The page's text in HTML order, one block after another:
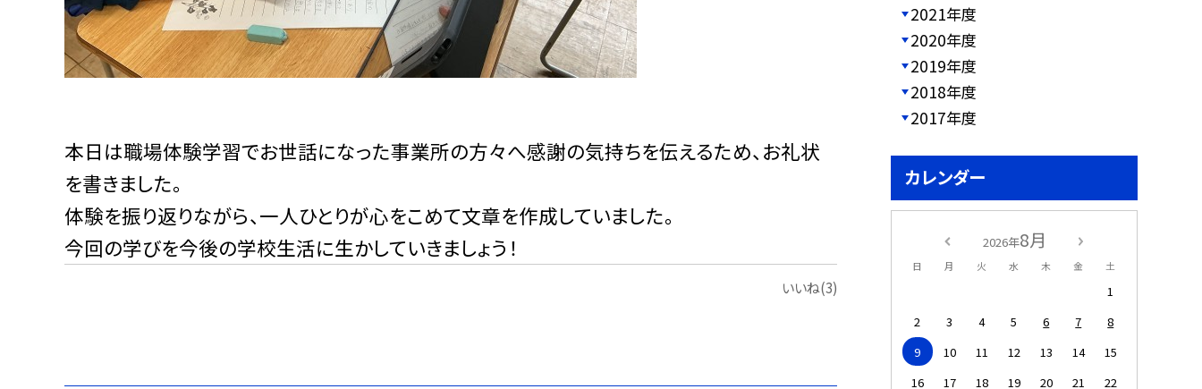
本日は職場体験学習でお世話になった事業所の方々へ感謝の気持ちを伝えるため、お礼状
を書きました。
体験を振り返りながら、一人ひとりが心をこめて文章を作成していました。
今回の学びを今後の学校生活に生かしていきましょう！
いいね(3)
2021年度
2020年度
2019年度
2018年度
2017年度
カレンダー
2026年8月
日 月 火 水 木 金 土
1
2
3 4 5 6 7
8
9
10 11 12 13 14
15
16
17 18 19 20 21
22